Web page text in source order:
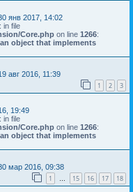
янв 2017, 14:02
: in file
Core.php on line 1266:
object that implements
авг 2016, 11:39
1 2 3
19:49
: in file
Core.php on line 1266:
object that implements
мар 2016, 09:38
1 … 15 16 17 18